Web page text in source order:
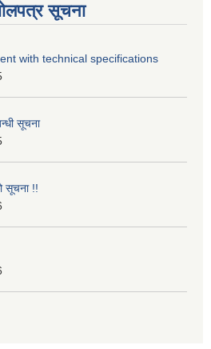
सूचना
with technical specifications
सूचना
सूचना !!